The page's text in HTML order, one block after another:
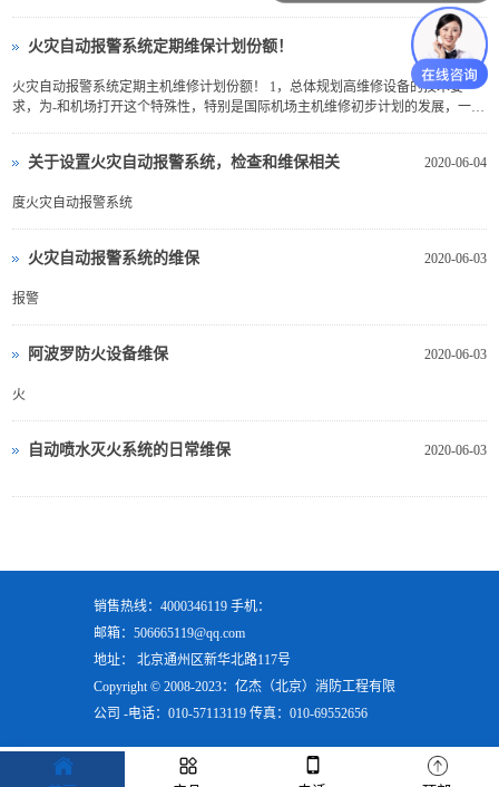
2020-06-04
火灾自动报警系统定期维保计划份额！
火灾自动报警系统定期主机维修计划份额！ 1，总体规划高维修设备的技术要
求，为-和机场打开这个特殊性，特别是国际机场主机维修初步计划的发展，一些
2020-06-04
关于设置火灾自动报警系统，检查和维保相关
度火灾自动报警系统
2020-06-03
火灾自动报警系统的维保
报警
2020-06-03
阿波罗防火设备维保
火
2020-06-03
自动喷水灭火系统的日常维保
销售热线：4000346119 手机：
邮箱：506665119@qq.com
地址： 北京通州区新华北路117号
Copyright © 2008-2023：亿杰（北京）消防工程有限
公司 -电话：010-57113119 传真：010-69552656